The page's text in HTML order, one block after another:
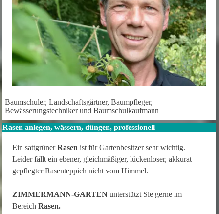
Baumschuler, Landschaftsgärtner, Baumpfleger,
Bewässerungstechniker und Baumschulkaufmann
Rasen anlegen, wässern, düngen, professionell
Ein sattgrünerRasen ist für Gartenbesitzer sehr wichtig.
Leider fällt ein ebener, gleichmäßiger, lückenloser, akkurat
gepflegter Rasenteppich nicht vom Himmel.
ZIMMERMANN-GARTEN unterstützt Sie gerne im
Bereich Rasen.